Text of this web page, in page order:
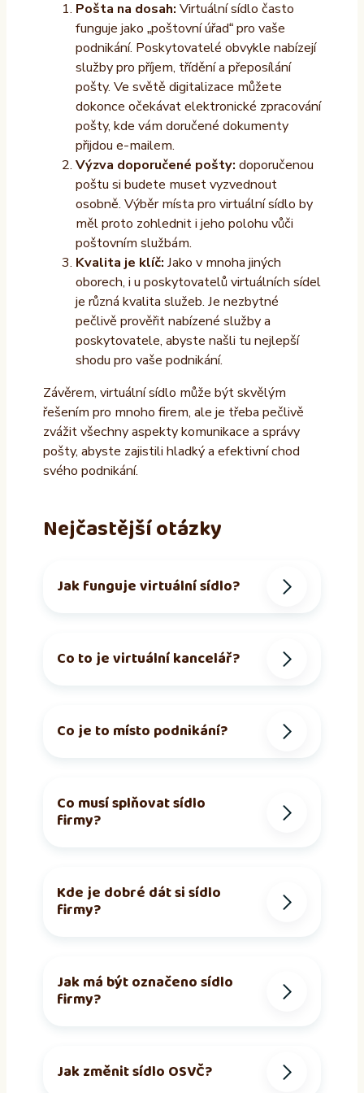
Pošta na dosah: Virtuální sídlo často
funguje jako „poštovní úřad“ pro vaše
podnikání. Poskytovatelé obvykle nabízejí
služby pro příjem, třídění a přeposílání
pošty. Ve světě digitalizace můžete
dokonce očekávat elektronické zpracování
pošty, kde vám doručené dokumenty
přijdou e-mailem.
Výzva doporučené pošty: doporučenou
poštu si budete muset vyzvednout
osobně. Výběr místa pro virtuální sídlo by
měl proto zohlednit i jeho polohu vůči
poštovním službám.
Kvalita je klíč: Jako v mnoha jiných
oborech, i u poskytovatelů virtuálních sídel
je různá kvalita služeb. Je nezbytné
pečlivě prověřit nabízené služby a
poskytovatele, abyste našli tu nejlepší
shodu pro vaše podnikání.
Závěrem, virtuální sídlo může být skvělým
řešením pro mnoho firem, ale je třeba pečlivě
zvážit všechny aspekty komunikace a správy
pošty, abyste zajistili hladký a efektivní chod
svého podnikání.
Nejčastější otázky
Jak funguje virtuální sídlo?
Co to je virtuální kancelář?
Co je to místo podnikání?
Co musí splňovat sídlo
firmy?
Kde je dobré dát si sídlo
firmy?
Jak má být označeno sídlo
firmy?
Jak změnit sídlo OSVČ?